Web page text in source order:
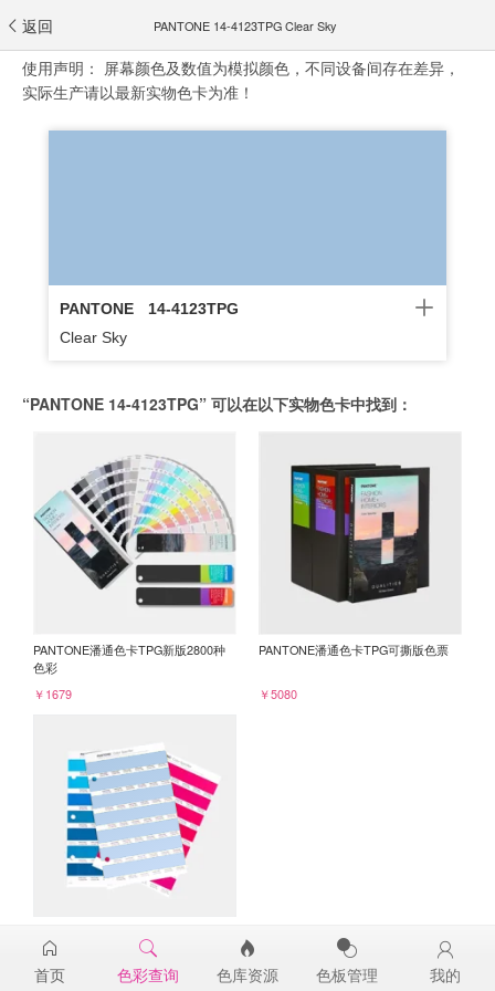
返回 PANTONE 14-4123TPG Clear Sky
使用声明： 屏幕颜色及数值为模拟颜色，不同设备间存在差异，
实际生产请以最新实物色卡为准！
PANTONE
14-4123TPG
Clear Sky
“PANTONE 14-4123TPG” 可以在以下实物色卡中找到：
PANTONE潘通色卡TPG新版2800种
色彩
￥1679
PANTONE潘通色卡TPG可撕版色票
￥5080
14-4123TPG
￥98
首页 色彩查询 色库资源 色板管理 我的